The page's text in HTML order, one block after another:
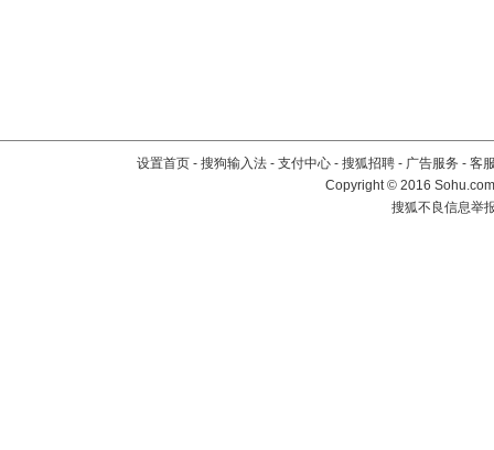
设置首页 - 搜狗输入法 - 支付中心 - 搜狐招聘 - 广告服务 - 客
Copyright©2016
搜狐不良信息举